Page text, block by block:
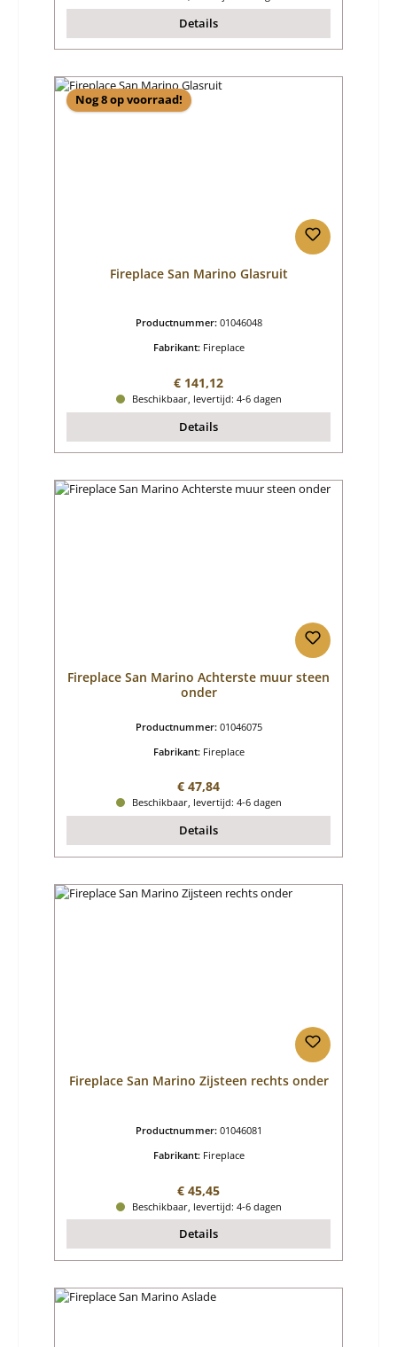
Details
Nog 8 op voorraad!
Fireplace San Marino Glasruit
Productnummer: 01046048
Fabrikant: Fireplace
Normale prijs:
€ 141,12
Beschikbaar, levertijd: 4-6 dagen
Details
Fireplace San Marino Achterste muur steen
onder
Productnummer: 01046075
Fabrikant: Fireplace
Normale prijs:
€ 47,84
Beschikbaar, levertijd: 4-6 dagen
Details
Fireplace San Marino Zijsteen rechts onder
Productnummer: 01046081
Fabrikant: Fireplace
Normale prijs:
€ 45,45
Beschikbaar, levertijd: 4-6 dagen
Details